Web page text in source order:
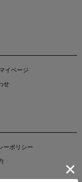
イページ
せ
ーポリシー